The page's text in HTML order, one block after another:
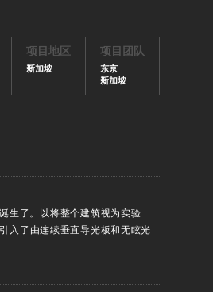
项目地区
新加坡
项目团队
东京
新加坡
生了。以将整个建筑视为实验
入了由连续垂直导光板和无眩光